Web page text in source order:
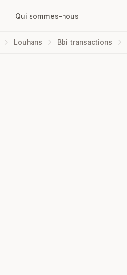
Qui sommes-nous
Louhans Bbi transactions